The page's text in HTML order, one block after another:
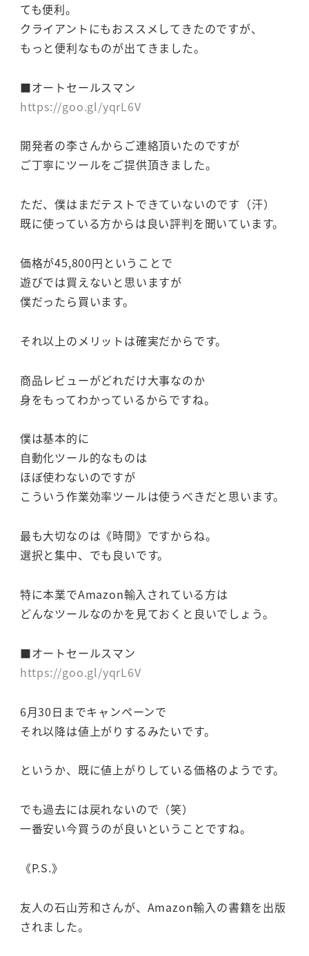
ても便利。
クライアントにもおススメしてきたのですが、
もっと便利なものが出てきました。
■オートセールスマン
https://goo.gl/yqrL6V
開発者の李さんからご連絡頂いたのですが
ご丁寧にツールをご提供頂きました。
ただ、僕はまだテストできていないのです（汗）
既に使っている方からは良い評判を聞いています。
価格が45,800円ということで
遊びでは買えないと思いますが
僕だったら買います。
それ以上のメリットは確実だからです。
商品レビューがどれだけ大事なのか
身をもってわかっているからですね。
僕は基本的に
自動化ツール的なものは
ほぼ使わないのですが
こういう作業効率ツールは使うべきだと思います。
最も大切なのは《時間》ですからね。
選択と集中、でも良いです。
特に本業でAmazon輸入されている方は
どんなツールなのかを見ておくと良いでしょう。
■オートセールスマン
https://goo.gl/yqrL6V
6月30日までキャンペーンで
それ以降は値上がりするみたいです。
というか、既に値上がりしている価格のようです。
でも過去には戻れないので（笑）
一番安い今買うのが良いということですね。
《P.S.》
友人の石山芳和さんが、Amazon輸入の書籍を出版
されました。